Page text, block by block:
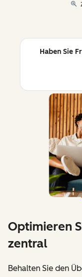
Haben Sie
Optimieren
zentral
Behalten Sie den